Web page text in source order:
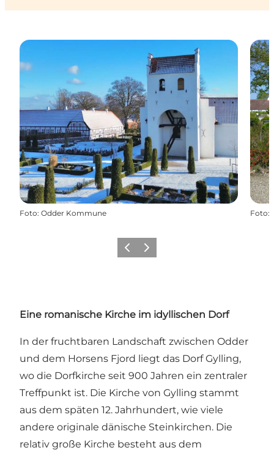
Foto: Odder Kommune Foto:
ZurückWeiter
Eine romanische Kirche im idyllischen Dorf
In der fruchtbaren Landschaft zwischen Odder
und dem Horsens Fjord liegt das Dorf Gylling,
wo die Dorfkirche seit 900 Jahren ein zentraler
Treffpunkt ist. Die Kirche von Gylling stammt
aus dem späten 12. Jahrhundert, wie viele
andere originale dänische Steinkirchen. Die
relativ große Kirche besteht aus dem